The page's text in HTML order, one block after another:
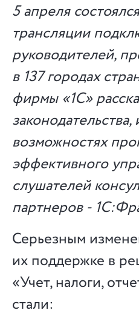
5 апреля
трансляции
руководителей,
в 137 городах
фирмы «1С»
возможностях
эффективного
слушателей
партнеров -
Серьезным
их поддержке в
«Учет, налоги,
стали: